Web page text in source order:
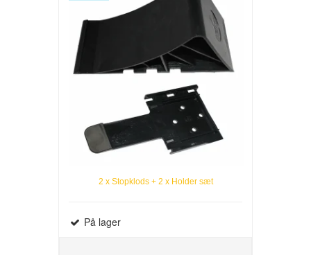
2 x Stopklods + 2 x Holder sæt
På lager